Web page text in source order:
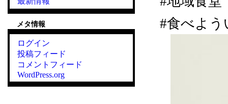
#食べよう
メタ情報
ログイン
投稿フィード
コメントフィード
WordPress.org